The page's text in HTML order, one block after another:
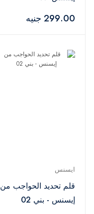
299.00 جنيه
ايسنس
قلم تحديد الحواجب من
إيسنس - بني 02